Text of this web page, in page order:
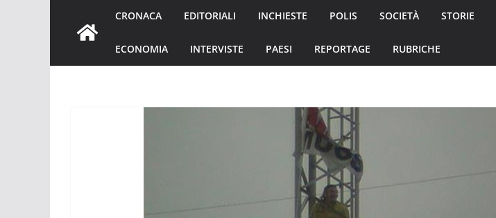
CRONACA EDITORIALI INCHIESTE POLIS SOCIETÀ STORIE
ECONOMIA INTERVISTE PAESI REPORTAGE RUBRICHE